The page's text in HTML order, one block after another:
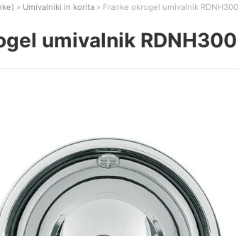
» Umivalniki in korita » Franke okrogel umivalnik RDNH300
umivalnik RDNH300